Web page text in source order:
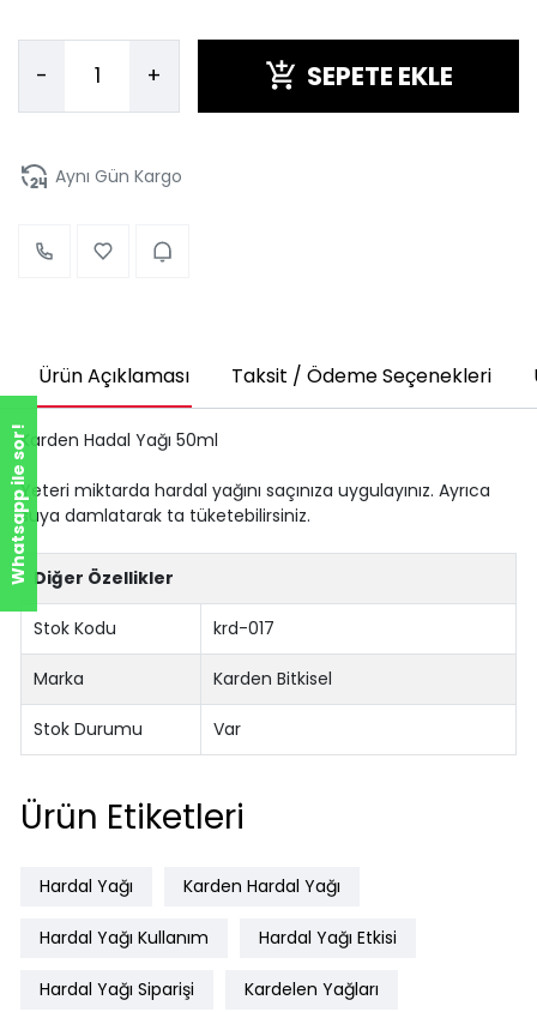
- + SEPETE EKLE
Aynı Gün Kargo
Ürün Açıklaması Taksit / Ödeme Seçenekleri
Karden Hadal Yağı 50ml
Yeteri miktarda hardal yağını saçınıza uygulayınız. Ayrıca
suya damlatarak ta tüketebilirsiniz.
Diğer Özellikler
Stok Kodu krd-017
Marka Karden Bitkisel
Stok Durumu Var
Ürün Etiketleri
Hardal Yağı Karden Hardal Yağı
Hardal Yağı Kullanım Hardal Yağı Etkisi
Hardal Yağı Siparişi Kardelen Yağları
Whatsapp ile sor!